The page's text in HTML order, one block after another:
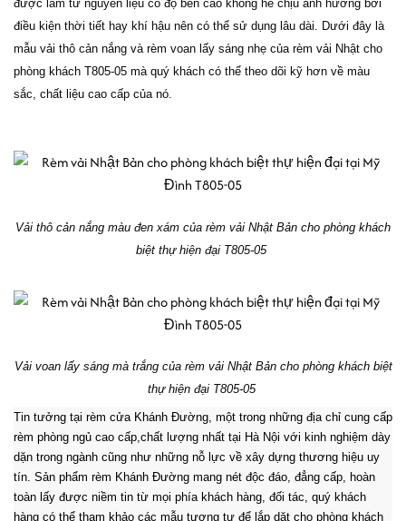
được làm từ nguyên liệu có độ bền cao không hề chịu ảnh hưởng bởi
điều kiện thời tiết hay khí hậu nên có thể sử dụng lâu dài. Dưới đây là
mẫu vải thô cản nắng và rèm voan lấy sáng nhẹ của rèm vải Nhật cho
phòng khách T805-05 mà quý khách có thể theo dõi kỹ hơn về màu
sắc, chất liệu cao cấp của nó.
Vải thô cản nắng màu đen xám của rèm vải Nhật Bản cho phòng khách
biệt thự hiện đại T805-05
Vải voan lấy sáng mà trắng của rèm vải Nhật Bản cho phòng khách biệt
thự hiện đại T805-05
Tin tưởng tại rèm cửa Khánh Đường, một trong những địa chỉ cung cấp
rèm phòng ngủ cao cấp,chất lượng nhất tại Hà Nội với kinh nghiệm dày
dặn trong ngành cũng như những nỗ lực về xây dựng thương hiệu uy
tín. Sản phẩm rèm Khánh Đường mang nét độc đáo, đẳng cấp, hoàn
toàn lấy được niềm tin từ mọi phía khách hàng, đối tác, quý khách
hàng có thể tham khảo các mẫu tương tự để lắp dặt cho phòng khách